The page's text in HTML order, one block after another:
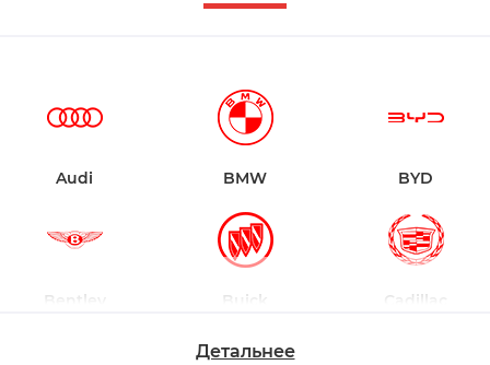
Audi BMW BYD
Bentley Buick Cadillac
Детальнее